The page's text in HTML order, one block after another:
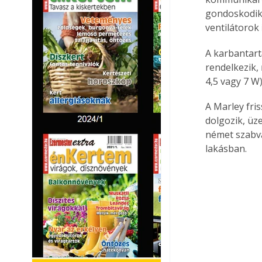
ventilátorok
A
rendelkezik,
4,5 vagy 7
A Marley
dolgozik,
német
lakásban.